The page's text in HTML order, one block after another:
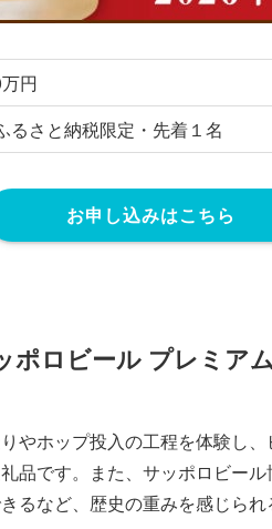
円
るさと納税限定・先着１名
お申し込みはこちら
ロビール プレミア
やホップ投入の工程を体験し
品です。また、サッポロビー
るなど、歴史の重みを感じられ